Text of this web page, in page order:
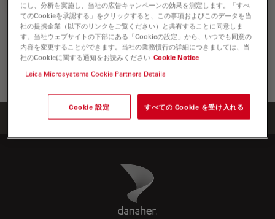
組み立て
学びと共有 ウェビナー
Danaher Logo
にし、分析を実施し、当社の広告キャンペーンの効果を測定します。「すべ
てのCookieを承認する」をクリックすると、この事項およびこのデータを当
社の提携企業（以下のリンクをご覧ください）と共有することに同意しま
す。当社ウェブサイトの下部にある「Cookieの設定」から、いつでも同意の
内容を変更することができます。当社の業務慣行の詳細につきましては、当
社のCookieに関する通知をお読みください Cookie Notice
Leica Microsystems Cookie Partners Details
Cookie 設定 すべての Cookie を受け入れる